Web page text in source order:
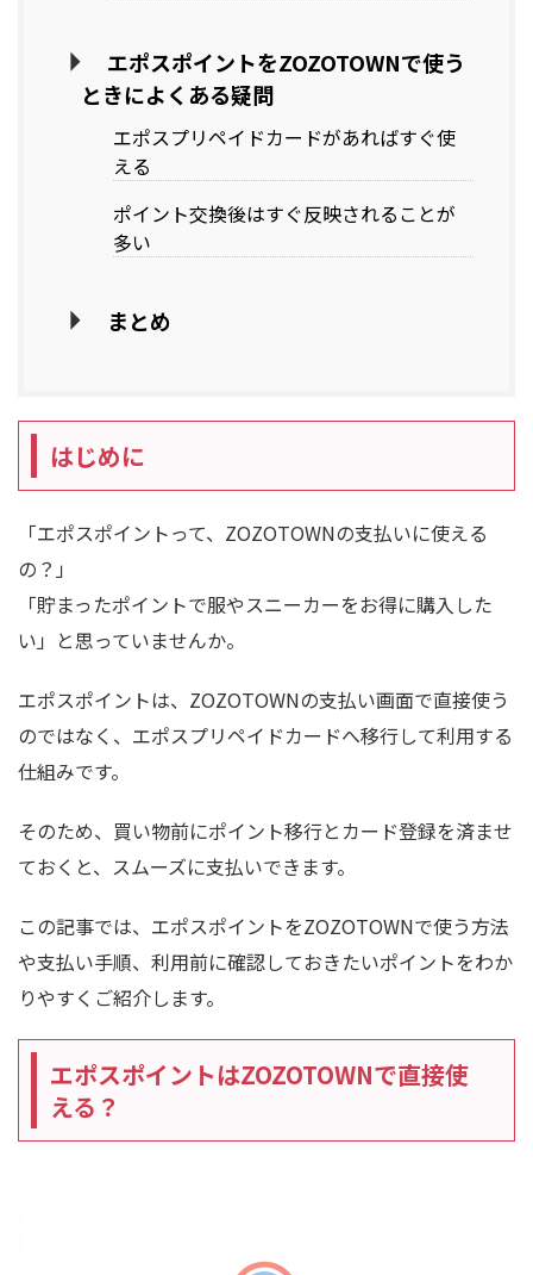
エポスポイントをZOZOTOWNで使う
ときによくある疑問
エポスプリペイドカードがあればすぐ使
える
ポイント交換後はすぐ反映されることが
多い
まとめ
はじめに
「エポスポイントって、ZOZOTOWNの支払いに使える
の？」
「貯まったポイントで服やスニーカーをお得に購入した
い」と思っていませんか。
エポスポイントは、ZOZOTOWNの支払い画面で直接使う
のではなく、エポスプリペイドカードへ移行して利用する
仕組みです。
そのため、買い物前にポイント移行とカード登録を済ませ
ておくと、スムーズに支払いできます。
この記事では、エポスポイントをZOZOTOWNで使う方法
や支払い手順、利用前に確認しておきたいポイントをわか
りやすくご紹介します。
エポスポイントはZOZOTOWNで直接使
える？